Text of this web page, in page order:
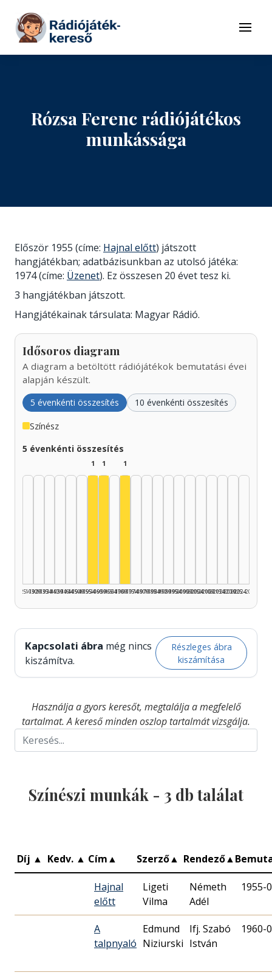
Tovább a tartalomhoz
Menü
Rózsa Ferenc rádiójátékos
munkássága
Először 1955 (címe: Hajnal előtt) játszott
hangjátékban; adatbázisunkban az utolsó játéka:
1974 (címe: Üzenet). Ez összesen 20 évet tesz ki.
3 hangjátékban játszott.
Hangjátékainak társulata: Magyar Rádió.
Idősoros diagram
A diagram a betöltött rádiójátékok bemutatási évei
alapján készült.
5 évenkénti összesítés 10 évenkénti összesítés
Színész
5 évenkénti összesítés
1925–1929
1930–1934
1935–1939
1940–1944
1945–1949
1950–1954
1
1955–1959
1
1960–1964
1965–1969
1
1970–1974
1975–1979
1980–1984
1985–1989
1990–1994
1995–1999
2000–2004
2005–2009
2010–2014
2015–2019
2020–2024
2025–2026
Kapcsolati ábra még nincs
kiszámítva.
Részleges ábra
kiszámítása
Használja a gyors keresőt, megtalálja a megfelelő
tartalmat. A kereső minden oszlop tartalmát vizsgálja.
Színészi munkák - 3 db találat
Díj ▲ Kedv. ▲ Cím▲ Szerző▲ Rendező▲
Hajnal
előtt
Ligeti
Vilma
Németh
Adél
1955-
A
talpnyaló
Edmund
Niziurski
Ifj. Szabó
István
1960-